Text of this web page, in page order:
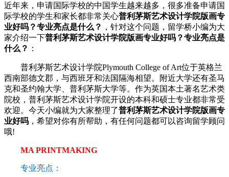
近年来，申请国际学校的中国学生越来越多，很多准备申请国
际学校的学生和家长都非常关心普利茅斯艺术设计学院版画专
业好吗？专业亮点是什么？ ，针对这个问题，留学桥小编为大
家介绍一下普利茅斯艺术设计学院版画专业好吗？专业亮点是
什么？ ：
普利茅斯艺术设计学院Plymouth College of Art位于英格兰
西南部德文郡，与西班牙和法国隔海相望。附近大学还有圣马
克和圣约翰大学、普利茅斯大学等。作为英国本土著名艺术类
院校，普利茅斯艺术设计学院开设的本科和硕士专业都非常受
欢迎。今天小编就为大家整理了普利茅斯艺术设计学院版画专
业好吗 ，希望对你有所帮助，有任何问题都可以咨询留学顾问
哦!
MA PRINTMAKING
专业亮点：